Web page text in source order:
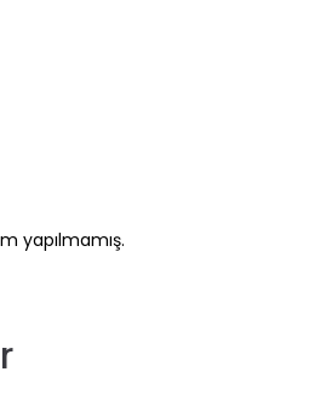
yapılmamış.